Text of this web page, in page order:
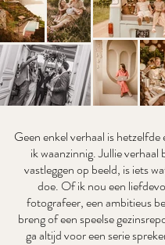
Geen enkel verhaal is
ik waanzinnig. Jullie verhaal
vastleggen op beeld, is iets
doe. Of ik nou een
fotografeer, een ambitieus
breng of een speelse
ga altijd voor een serie